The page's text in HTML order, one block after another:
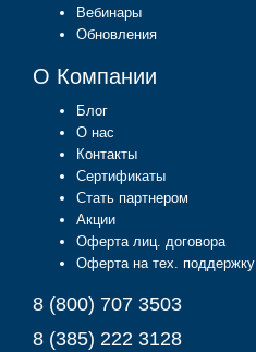
Вебинары
Обновления
О Компании
Блог
О нас
Контакты
Сертификаты
Стать партнером
Акции
Оферта лиц. договора
Оферта на тех. поддержку
8 (800) 707 3503
8 (385) 222 3128